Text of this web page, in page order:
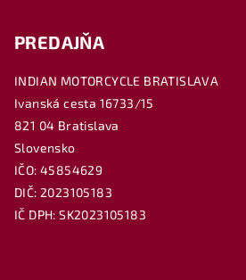
PREDAJŇA
INDIAN MOTORCYCLE BRATISLAVA
Ivanská cesta 16733/15
821 04 Bratislava
Slovensko
IČO: 45854629
DIČ: 2023105183
IČ DPH: SK2023105183